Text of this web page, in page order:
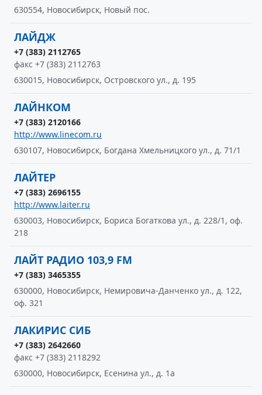
630554, Новосибирск, Новый пос.
ЛАЙДЖ
+7 (383) 2112765
факс +7 (383) 2112763
630015, Новосибирск, Островского ул., д. 195
ЛАЙНКОМ
+7 (383) 2120166
http://www.linecom.ru
630107, Новосибирск, Богдана Хмельницкого ул., д. 71/1
ЛАЙТЕР
+7 (383) 2696155
http://www.laiter.ru
630003, Новосибирск, Бориса Богаткова ул., д. 228/1, оф.
218
ЛАЙТ РАДИО 103,9 FM
+7 (383) 3465355
630000, Новосибирск, Немировича-Данченко ул., д. 122,
оф. 321
ЛАКИРИС СИБ
+7 (383) 2642660
факс +7 (383) 2118292
630000, Новосибирск, Есенина ул., д. 1а